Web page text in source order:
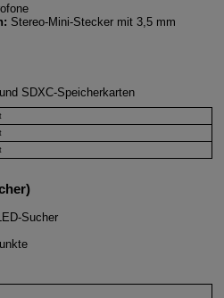
Stereo-Mini-Stecker mit 3,5 mm
SDXC-Speicherkarten
Sucher